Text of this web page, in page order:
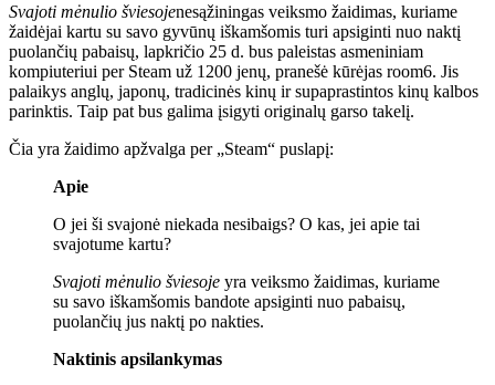
Svajoti mėnulio šviesojenesąžiningas veiksmo žaidimas, kuriame
žaidėjai kartu su savo gyvūnų iškamšomis turi apsiginti nuo naktį
puolančių pabaisų, lapkričio 25 d. bus paleistas asmeniniam
kompiuteriui per Steam už 1200 jenų, pranešė kūrėjas room6. Jis
palaikys anglų, japonų, tradicinės kinų ir supaprastintos kinų kalbos
parinktis. Taip pat bus galima įsigyti originalų garso takelį.
Čia yra žaidimo apžvalga per „Steam“ puslapį:
Apie
O jei ši svajonė niekada nesibaigs? O kas, jei apie tai
svajotume kartu?
Svajoti mėnulio šviesoje yra veiksmo žaidimas, kuriame
su savo iškamšomis bandote apsiginti nuo pabaisų,
puolančių jus naktį po nakties.
Naktinis apsilankymas